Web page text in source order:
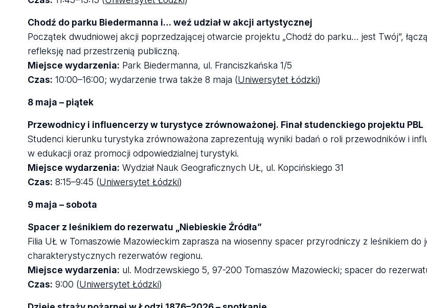
Chodź do parku Biedermanna i… weź udział w akcji artystycznej
Początek dwudniowej akcji poprzedzającej otwarcie projektu „Chodź do parku… jest Twój”,
refleksję nad przestrzenią publiczną.
Miejsce wydarzenia: Park Biedermanna, ul. Franciszkańska 1/5
Czas: 10:00–16:00; wydarzenie trwa także 8 maja (Uniwersytet Łódzki)
8 maja – piątek
Przewodnicy i influencerzy w turystyce zrównoważonej. Finał studenckiego projektu PBL
Studenci kierunku turystyka zrównoważona zaprezentują wyniki badań o roli przewodników i
w edukacji oraz promocji odpowiedzialnej turystyki.
Miejsce wydarzenia: Wydział Nauk Geograficznych UŁ, ul. Kopcińskiego 31
Czas: 8:15–9:45 (Uniwersytet Łódzki)
9 maja – sobota
Spacer z leśnikiem do rezerwatu „Niebieskie Źródła”
Filia UŁ w Tomaszowie Mazowieckim zaprasza na wiosenny spacer przyrodniczy z leśnikiem do
charakterystycznych rezerwatów regionu.
Miejsce wydarzenia: ul. Modrzewskiego 5, 97-200 Tomaszów Mazowiecki; spacer do
Czas: 9:00 (Uniwersytet Łódzki)